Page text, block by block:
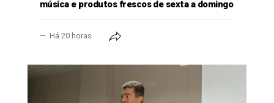
música e produtos frescos de sexta a domingo
Há 20 horas